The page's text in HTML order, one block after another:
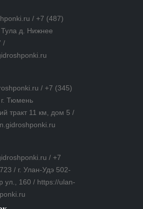
/ +7 (487)
д. Нижнее
/
/ +7 (345)
Тюмень
тракт 11 км, дом 5 /
/ +7
/ г. Улан-Удэ 502-
ул., 160 / https://ulan-